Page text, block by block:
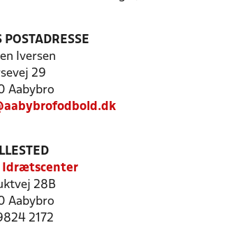
POSTADRESSE
Iversen
29
Aabybro
Idrætscenter
28B
Aabybro
2172